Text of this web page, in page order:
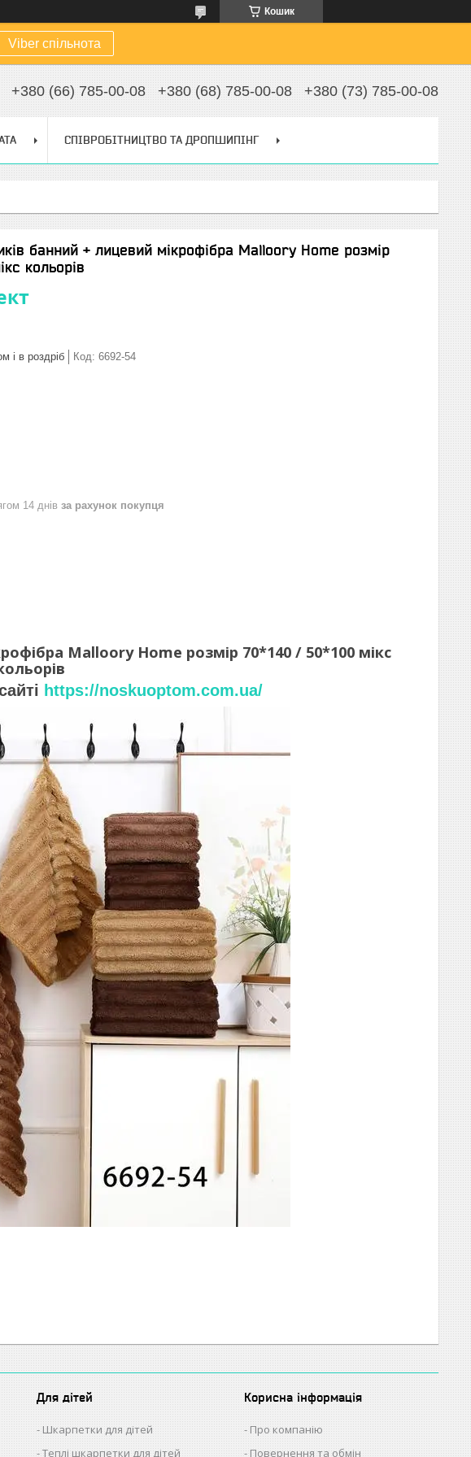
Кошик
Viber спільнота
+380 (66) 785-00-08 +380 (68) 785-00-08 +380 (73) 785-00-08
СПІВРОБІТНИЦТВО ТА ДРОПШИПІНГ
банний + лицевий мікрофібра Malloory Home розмір
кольорів
і в роздріб Код: 6692-54
14 днів за рахунок покупця
Malloory Home розмір 70*140 / 50*100 мікс
https://noskuoptom.com.ua/
Для дітей
Шкарпетки для дітей
Теплі шкарпетки для дітей
Корисна інформація
Про компанію
Повернення та обмін